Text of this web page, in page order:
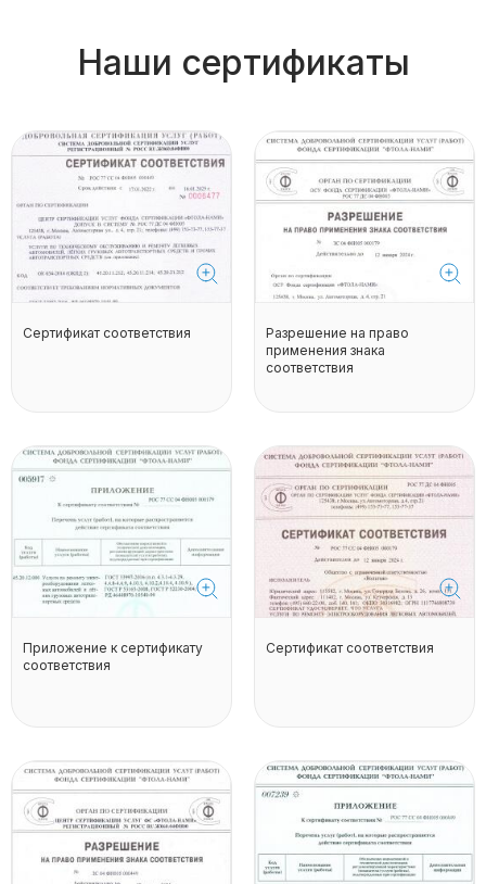
Наши сертификаты
Сертификат соответствия
Разрешение на право
применения знака
соответствия
Приложение к сертификату
соответствия
Сертификат соответствия